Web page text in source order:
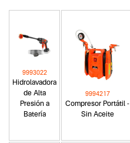
Hidrolavadora
de Alta
Presión a
Batería
9993022
Compresor Portátil -
Sin Aceite
9994217